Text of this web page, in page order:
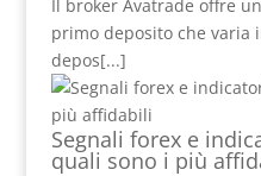
Il broker Avatrade offre
primo deposito che varia
depos[...]
Segnali forex e
quali sono i più